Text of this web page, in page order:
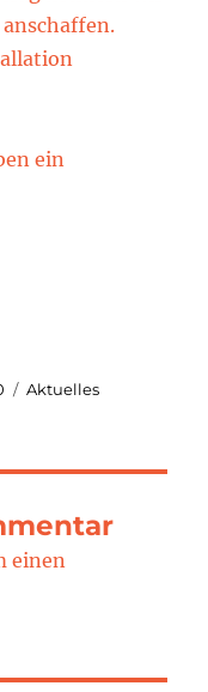
ein
Kategorien
Aktuelles
einen